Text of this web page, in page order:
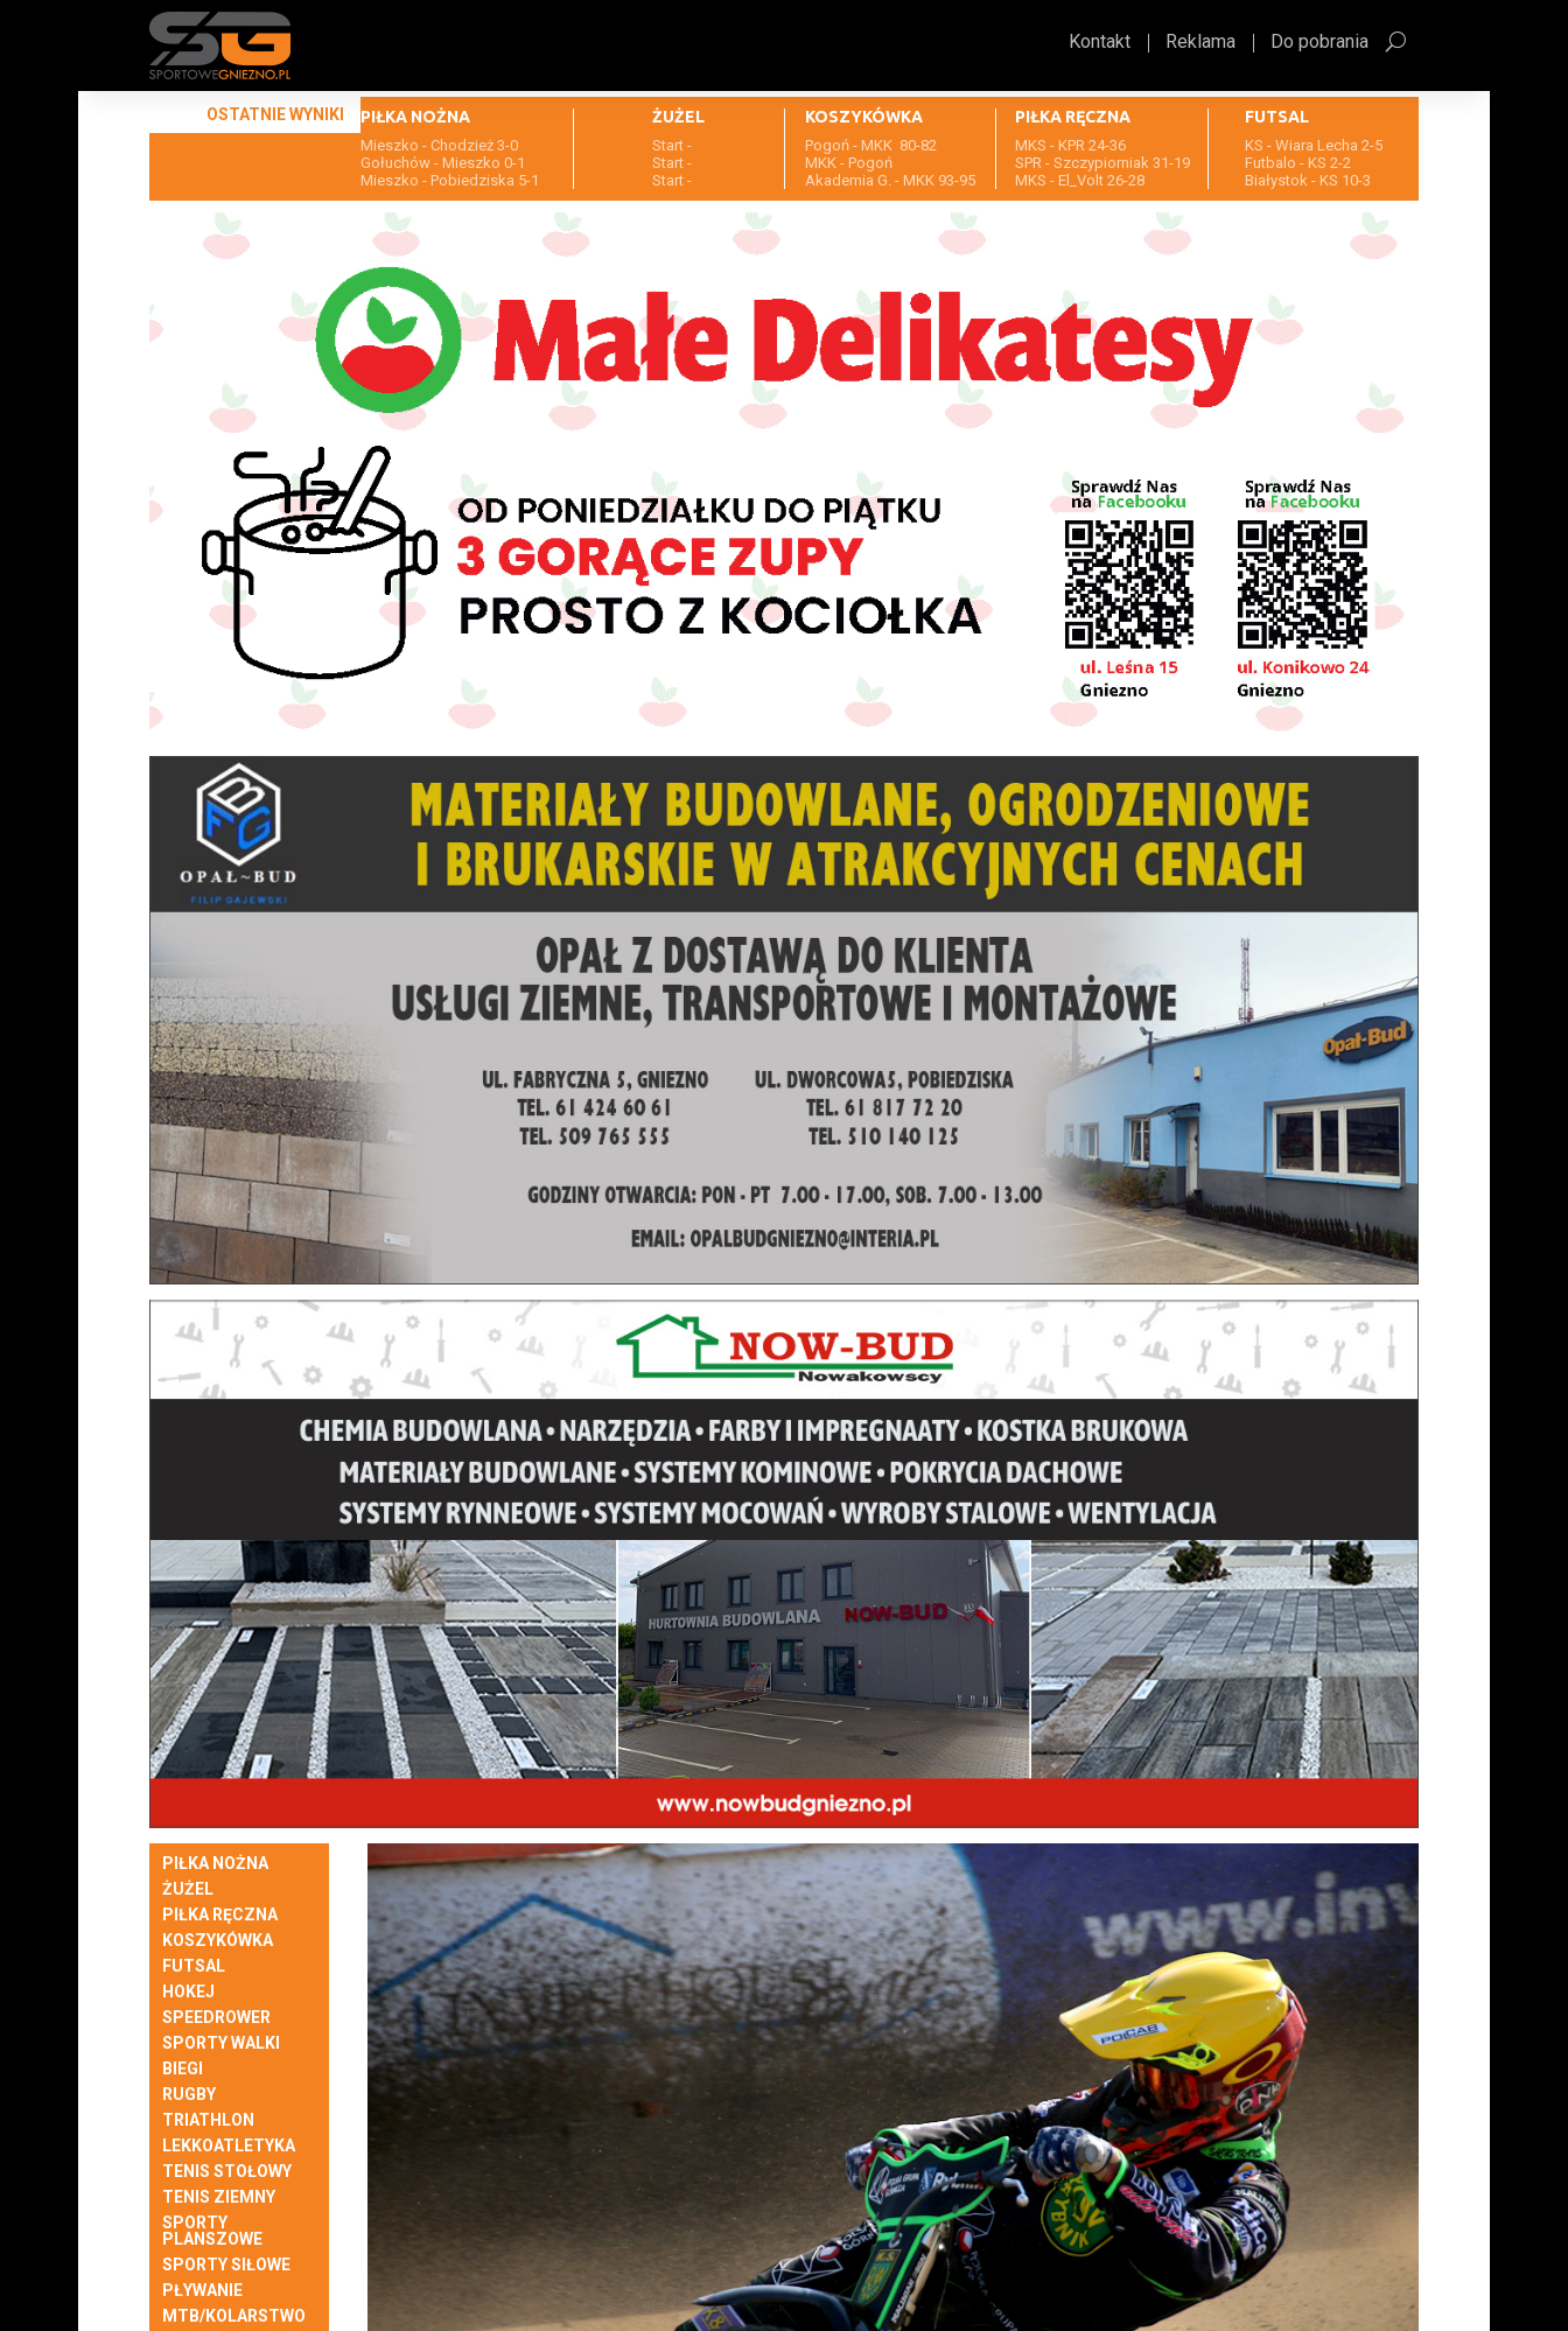
Kontakt Reklama Do pobrania
OSTATNIE WYNIKI PIŁKA NOŻNA
Mieszko - Chodzież 3-0
Gołuchów - Mieszko 0-1
Mieszko - Pobiedziska 5-1
ŻUŻEL
Start -
Start -
Start -
KOSZYKÓWKA
Pogoń - MKK 80-82
MKK - Pogoń
Akademia G. - MKK 93-95
PIŁKA RĘCZNA
MKS - KPR 24-36
SPR - Szczypiorniak 31-19
MKS - El_Volt 26-28
FUTSAL
KS - Wiara Lecha 2-5
Futbalo - KS 2-2
Białystok - KS 10-3
PIŁKA NOŻNA
ŻUŻEL
PIŁKA RĘCZNA
KOSZYKÓWKA
FUTSAL
HOKEJ
SPEEDROWER
SPORTY WALKI
BIEGI
RUGBY
TRIATHLON
LEKKOATLETYKA
TENIS STOŁOWY
TENIS ZIEMNY
SPORTY
PLANSZOWE
SPORTY SIŁOWE
PŁYWANIE
MTB/KOLARSTWO